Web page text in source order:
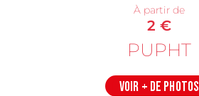
À partir de
2 €
PUPHT
VOIR + DE PHOTOS